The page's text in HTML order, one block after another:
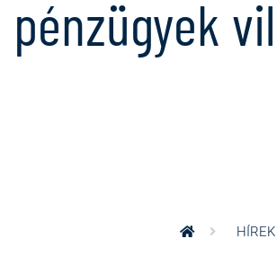
pénzügyek
HÍREK